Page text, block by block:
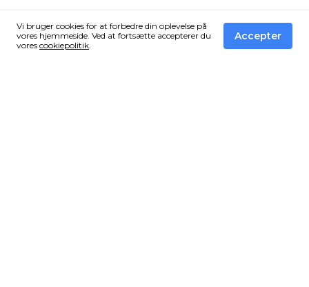
Vi bruger cookies for at forbedre din oplevelse på
vores hjemmeside. Ved at fortsætte accepterer du
vores cookiepolitik.
Accepter